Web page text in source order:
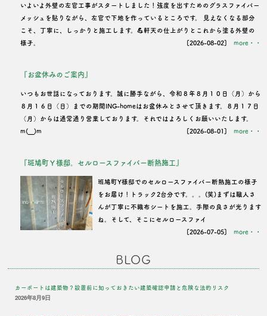
いよいよ外壁の左官工事がスタートしました！強度を出すためのグラスファイバー
メッシュを貼りながら、左官で下地を作っているところです。 見えなくなる部分
こそ、丁寧に、しっかりと施工します。💪軒天の仕上がりとこれから塗る外壁の
様子。 [2026-08-02] more・・
『お盆休みのご案内』
いつもお世話になっております。誠に勝手ながら、令和８年８月１０日（月）から
８月１６日（日）までの期間ING-homeはお盆休みとさせて頂きます。８月１７日
（月）からは通常通り営業しております。それではよろしくお願いいたします。
m(__)m [2026-08-01] more・・
『斑鳩町Ｙ様邸。セルロースファイバー断熱施工』
班鳩町Y様邸でのセルロースファイバー断熱施工の様子
をお届け！トラック2台分です。。。(笑)まずは職人さ
んが丁寧に不織布シートを施工。手際の良さが光ります
ね。そして、そこにセルロースファイ
[2026-07-05] more・・
BLOG
カーポートは建築物？設置前に知っておきたい建築確認申請と危険な法的リスク
2026年8月9日